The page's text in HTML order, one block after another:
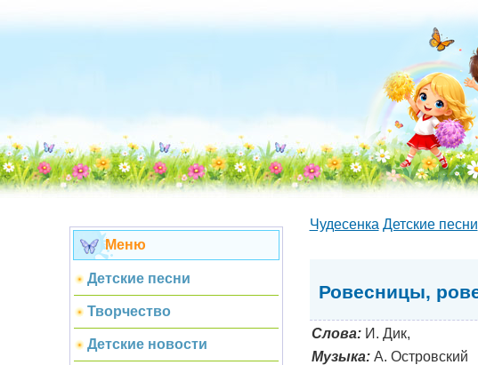
Меню
Детские песни
Творчество
Детские новости
Чудесенка Детские песни
Ровесницы,
Слова:И. Дик,
Музыка:А. Островский